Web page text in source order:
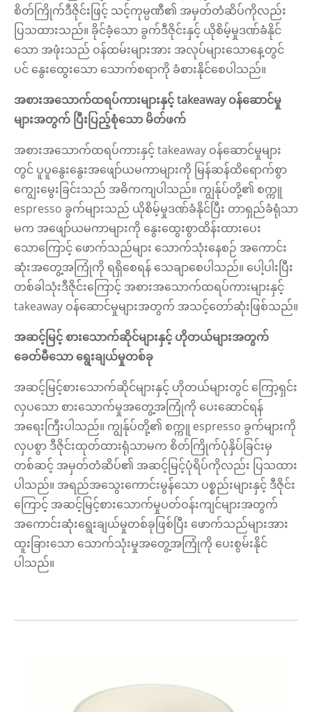
စိတ်ကြိုက်ဒီဇိုင်းဖြင့် သင့်ကုမ္ပဏီ၏ အမှတ်တံဆိပ်ကိုလည်း
ပြသထားသည်။ ခိုင်ခံ့သော ခွက်ဒီဇိုင်းနှင့် ယိုစိမ့်မှုဒဏ်ခံနိုင်
သော အဖုံးသည် ဝန်ထမ်းများအား အလုပ်များသောနေ့တွင်
ပင် နွေးထွေးသော သောက်စရာကို ခံစားနိုင်စေပါသည်။
အစားအသောက်ထရပ်ကားများနှင့် takeaway ဝန်ဆောင်မှု
များအတွက် ပြီးပြည့်စုံသော မိတ်ဖက်
အစားအသောက်ထရပ်ကားနှင့် takeaway ဝန်ဆောင်မှုများ
တွင် ပူပူနွေးနွေးအဖျော်ယမကာများကို မြန်ဆန်ထိရောက်စွာ
ကျွေးမွေးခြင်းသည် အဓိကကျပါသည်။ ကျွန်ုပ်တို့၏ စက္ကူ
espresso ခွက်များသည် ယိုစိမ့်မှုဒဏ်ခံနိုင်ပြီး တာရှည်ခံရုံသာ
မက အဖျော်ယမကာများကို နွေးထွေးစွာထိန်းထားပေး
သောကြောင့် ဖောက်သည်များ သောက်သုံးနေစဉ် အကောင်း
ဆုံးအတွေ့အကြုံကို ရရှိစေရန် သေချာစေပါသည်။ ပေါ့ပါးပြီး
တစ်ခါသုံးဒီဇိုင်းကြောင့် အစားအသောက်ထရပ်ကားများနှင့်
takeaway ဝန်ဆောင်မှုများအတွက် အသင့်တော်ဆုံးဖြစ်သည်။
အဆင့်မြင့် စားသောက်ဆိုင်များနှင့် ဟိုတယ်များအတွက်
ခေတ်မီသော ရွေးချယ်မှုတစ်ခု
အဆင့်မြင့်စားသောက်ဆိုင်များနှင့် ဟိုတယ်များတွင် ကြော့ရှင်း
လှပသော စားသောက်မှုအတွေ့အကြုံကို ပေးဆောင်ရန်
အရေးကြီးပါသည်။ ကျွန်ုပ်တို့၏ စက္ကူ espresso ခွက်များကို
လှပစွာ ဒီဇိုင်းထုတ်ထားရုံသာမက စိတ်ကြိုက်ပုံနှိပ်ခြင်းမှ
တစ်ဆင့် အမှတ်တံဆိပ်၏ အဆင့်မြင့်ပုံရိပ်ကိုလည်း ပြသထား
ပါသည်။ အရည်အသွေးကောင်းမွန်သော ပစ္စည်းများနှင့် ဒီဇိုင်း
ကြောင့် အဆင့်မြင့်စားသောက်မှုပတ်ဝန်းကျင်များအတွက်
အကောင်းဆုံးရွေးချယ်မှုတစ်ခုဖြစ်ပြီး ဖောက်သည်များအား
ထူးခြားသော သောက်သုံးမှုအတွေ့အကြုံကို ပေးစွမ်းနိုင်
ပါသည်။